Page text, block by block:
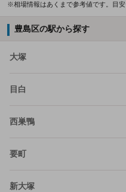
※相場情報はあくまで参考値です。目安
豊島区の駅から探す
大塚
目白
西巣鴨
要町
新大塚